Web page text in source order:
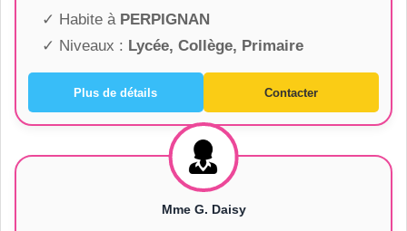
✓ Habite à PERPIGNAN
✓ Niveaux : Lycée, Collège, Primaire
Plus de détails Contacter
Mme G. Daisy